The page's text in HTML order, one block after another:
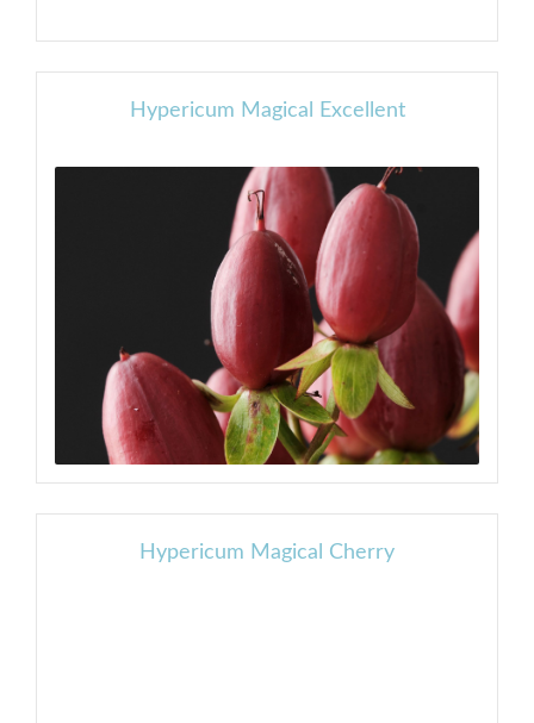
Hypericum Magical Excellent
Hypericum Magical Cherry